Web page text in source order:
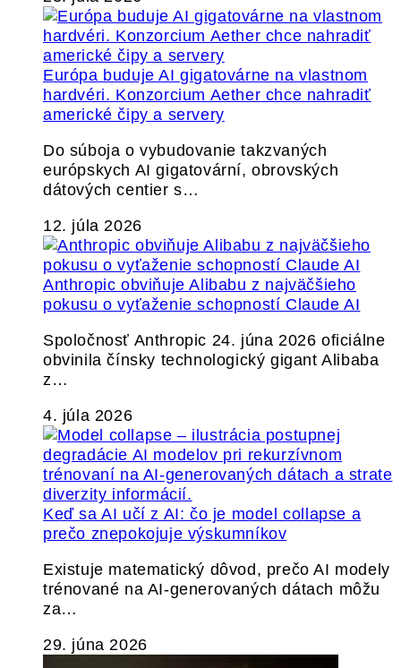
Európa buduje AI gigatovárne na vlastnom
hardvéri. Konzorcium Aether chce nahradiť
americké čipy a servery
Do súboja o vybudovanie takzvaných
európskych AI gigatovární, obrovských
dátových centier s…
12. júla 2026
Anthropic obviňuje Alibabu z najväčšieho
pokusu o vyťaženie schopností Claude AI
Spoločnosť Anthropic 24. júna 2026 oficiálne
obvinila čínsky technologický gigant Alibaba
z…
4. júla 2026
Keď sa AI učí z AI: čo je model collapse a
prečo znepokojuje výskumníkov
Existuje matematický dôvod, prečo AI modely
trénované na AI-generovaných dátach môžu
za…
29. júna 2026